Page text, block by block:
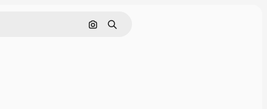
Поиск по изображению
Поиск